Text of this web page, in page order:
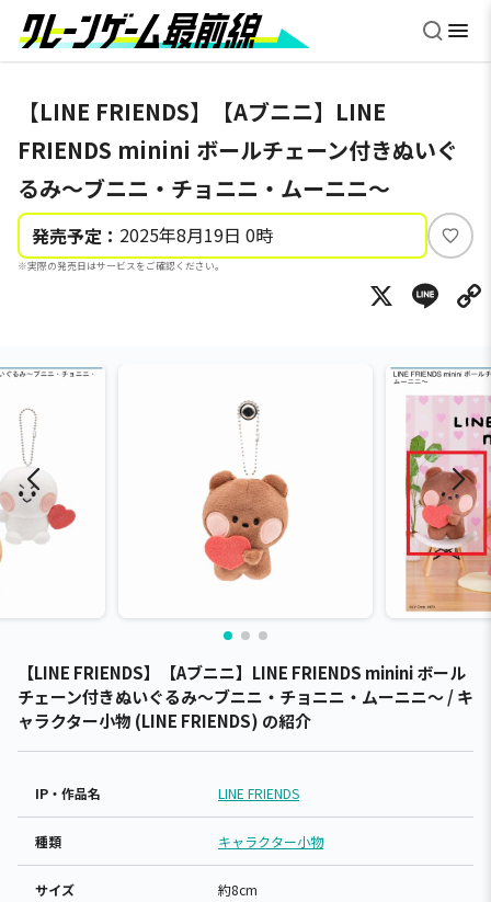
【LINE FRIENDS】【Aブニニ】LINE
FRIENDS minini ボールチェーン付きぬいぐ
るみ～ブニニ・チョニニ・ムーニニ～
発売予定： 2025年8月19日 0時
※実際の発売日はサービスをご確認ください。
い
ね
X
【LINE FRIENDS】【Aブニニ】LINE FRIENDS minini ボール
チェーン付きぬいぐるみ～ブニニ・チョニニ・ムーニニ～ / キ
ャラクター小物 (LINE FRIENDS) の紹介
IP・作品名 LINE FRIENDS
種類 キャラクター小物
サイズ 約8cm